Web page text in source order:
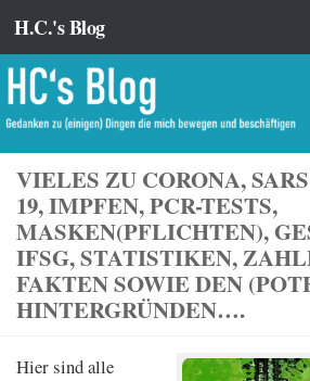
Zum Inhalt springen
H.C.'s Blog
VIELES ZU CORONA,
19, IMPFEN, PCR-TESTS,
MASKEN(PFLICHTEN),
IFSG, STATISTIKEN,
FAKTEN SOWIE DEN
HINTERGRÜNDEN….
Hier sind alle